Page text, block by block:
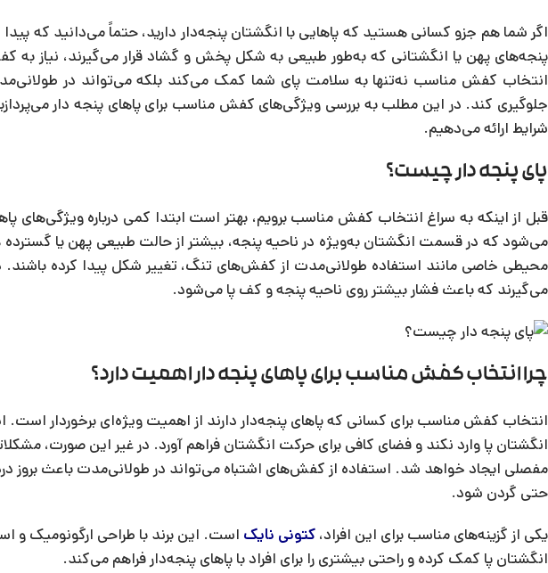
اگر شما هم جزو کسانی هستید که پاهایی با انگشتان پنجه‌دار دارید، حتماً می‌دانید که
پنجه‌های پهن یا انگشتانی که به‌طور طبیعی به شکل پخش و گشاد قرار می‌گیرند، نیاز به
انتخاب کفش مناسب نه‌تنها به سلامت پای شما کمک می‌کند بلکه می‌تواند در
جلوگیری کند. در این مطلب به بررسی ویژگی‌های کفش مناسب برای پاهای پنجه دار
شرایط ارائه می‌دهیم.
پای پنجه دار چیست؟
قبل از اینکه به سراغ انتخاب کفش مناسب برویم، بهتر است ابتدا کمی درباره ویژگی‌های
می‌شود که در قسمت انگشتان به‌ویژه در ناحیه پنجه، بیشتر از حالت طبیعی پهن یا
محیطی خاصی مانند استفاده طولانی‌مدت از کفش‌های تنگ، تغییر شکل پیدا کرده باشند.
می‌گیرند که باعث فشار بیشتر روی ناحیه پنجه و کف پا می‌شود.
چرا انتخاب کفش مناسب برای پاهای پنجه دار اهمیت دارد؟
انتخاب کفش مناسب برای کسانی که پاهای پنجه‌دار دارند از اهمیت ویژه‌ای برخوردار است.
انگشتان پا وارد نکند و فضای کافی برای حرکت انگشتان فراهم آورد. در غیر این صورت،
مفصلی ایجاد خواهد شد. استفاده از کفش‌های اشتباه می‌تواند در طولانی‌مدت باعث بروز
حتی گردن شود.
یکی از گزینه‌های مناسب برای این افراد، کتونی نایک است. این برند با طراحی ارگونومیک و
انگشتان پا کمک کرده و راحتی بیشتری را برای افراد با پاهای پنجه‌دار فراهم می‌کند.